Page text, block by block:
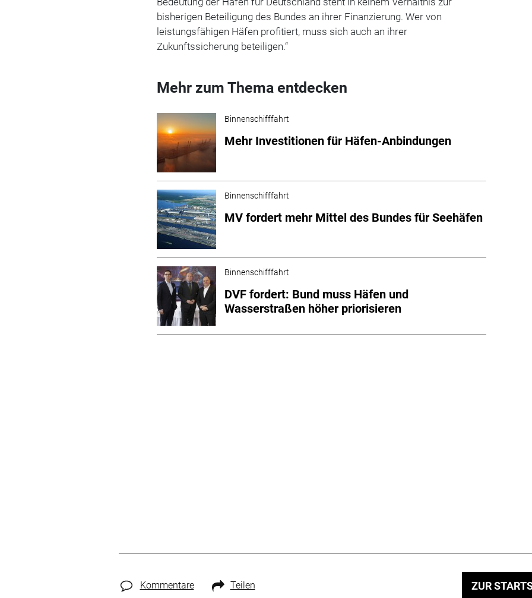
bisherigen Beteiligung des Bundes an ihrer Finanzierung. Wer von
leistungsfähigen Häfen profitiert, muss sich auch an ihrer
Zukunftssicherung beteiligen.“
Mehr zum Thema entdecken
Binnenschifffahrt
Mehr Investitionen für Häfen-Anbindungen
Binnenschifffahrt
MV fordert mehr Mittel des Bundes für Seehäfen
Binnenschifffahrt
DVF fordert: Bund muss Häfen und
Wasserstraßen höher priorisieren
Kommentare Teilen ZUR